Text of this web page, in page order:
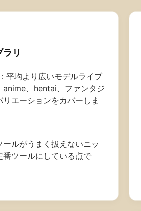
リ
平均より広いモデルライブ
anime、hentai、ファンタジ
エーションをカバーしま
ールがうまく扱えないニッ
番ツールにしている点で